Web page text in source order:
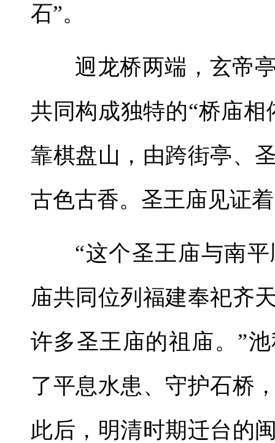
石”。
迥龙桥两端，玄帝
共同构成独特的“桥庙
靠棋盘山，由跨街亭、
古色古香。圣王庙见证
“这个圣王庙与南
庙共同位列福建奉祀齐
许多圣王庙的祖庙。”
了平息水患、守护石桥
此后，明清时期迁台的